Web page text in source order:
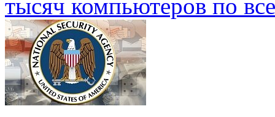
тысяч компьютеров по